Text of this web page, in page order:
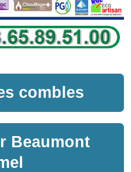
combles
Beaumont